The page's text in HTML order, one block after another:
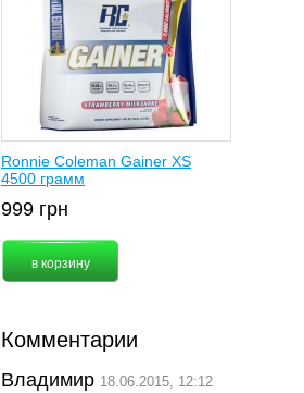
Ronnie Coleman Gainer XS
4500 грамм
999 грн
Комментарии
Владимир 18.06.2015, 12:12